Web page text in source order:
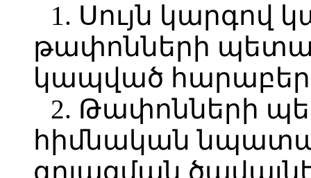
1. Սույն կարգով
թափոնների
կապված
2. Թափոնների
հիմնական
գոյացման